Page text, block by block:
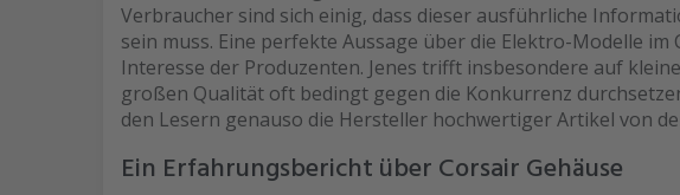
Verbraucher sind sich einig, dass dieser ausführliche
sein muss. Eine perfekte Aussage über die Elektro-Modelle im
Interesse der Produzenten. Jenes trifft insbesondere auf
großen Qualität oft bedingt gegen die Konkurrenz
den Lesern genauso die Hersteller hochwertiger Artikel von
Ein Erfahrungsbericht über Corsair Gehäuse